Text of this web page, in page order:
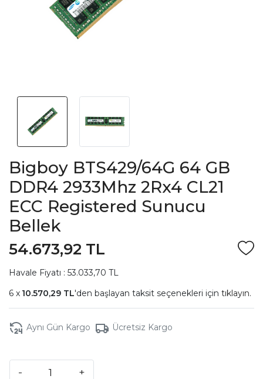
Bigboy BTS429/64G 64 GB
DDR4 2933Mhz 2Rx4 CL21
ECC Registered Sunucu
Bellek
54.673,92 TL
Havale Fiyatı : 53.033,70 TL
10.570,29 TL'den başlayan taksit seçenekleri için tıklayın.
Aynı Gün Kargo Ücretsiz Kargo
- +